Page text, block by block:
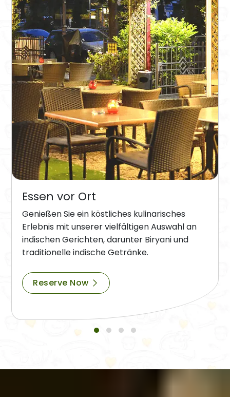
Essen vor Ort
Genießen Sie ein köstliches kulinarisches
Erlebnis mit unserer vielfältigen Auswahl an
indischen Gerichten, darunter Biryani und
traditionelle indische Getränke.
Reserve Now